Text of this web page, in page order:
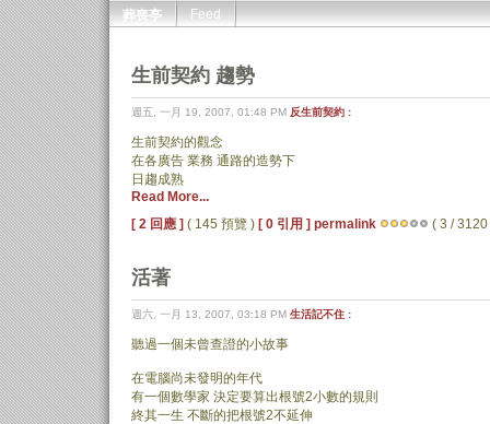
葬喪亭 Feed
生前契約 趨勢
週五, 一月 19, 2007, 01:48 PM 反生前契約 :
生前契約的觀念
在各廣告 業務 通路的造勢下
日趨成熟
Read More...
[ 2 回應 ] ( 145 預覽 ) [ 0 引用 ] permalink ( 3 / 3120
活著
週六, 一月 13, 2007, 03:18 PM 生活記不住 :
聽過一個未曾查證的小故事
在電腦尚未發明的年代
有一個數學家 決定要算出根號2小數的規則
終其一生 不斷的把根號2不延伸